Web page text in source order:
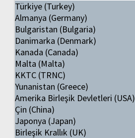
Türkiye (Turkey)
Almanya (Germany)
Bulgaristan (Bulgaria)
Danimarka (Denmark)
Kanada (Canada)
Malta (Malta)
KKTC (TRNC)
Yunanistan (Greece)
Amerika Birleşik Devletleri (USA)
Çin (China)
Japonya (Japan)
Birleşik Krallık (UK)